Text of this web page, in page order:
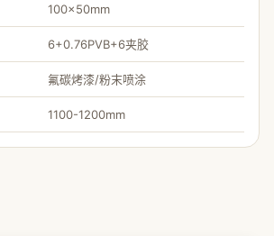
100×50mm
6+0.76PVB+6夹胶
氟碳烤漆/粉末喷涂
1100-1200mm